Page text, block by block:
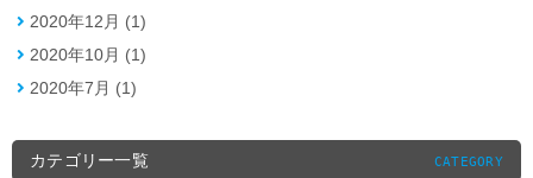
2020年12月 (1)
2020年10月 (1)
2020年7月 (1)
カテゴリー一覧 CATEGORY